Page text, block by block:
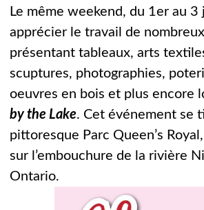
Le même weekend, du 1er au
apprécier le travail de
présentant tableaux, arts
scuptures, photographies,
oeuvres en bois et plus encore
by the Lake. Cet événement se
pittoresque Parc Queen’s
sur l’embouchure de la rivière
Ontario.